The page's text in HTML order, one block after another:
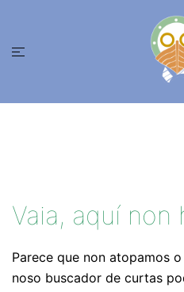
contido
Alternar
Vaia, aquí non
Parece que non atopamos
noso buscador de curtas